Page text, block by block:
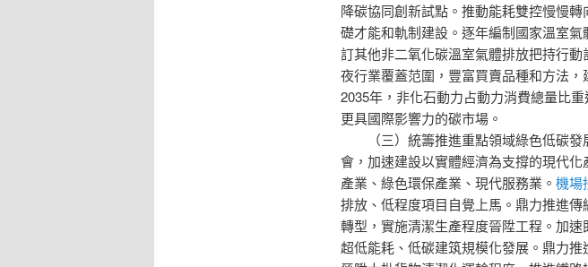
降碳協同創新試點。推動能耗雙控慢慢
礎才能和軌制建設。逐年編制國家溫室
訂其他非二氧化碳溫室氣體排放把持行
夜行業覆蓋范圍，豐富買賣品種和方法
2035年，非化石動力占動力消費總量比
更具國際影響力的碳市場。
（三）統籌推進重點領域綠色低碳
會，加速建設以實體經濟為支撐的現代
產業、綠色環保產業、現代服務業。 機場
排放、低程度項目自覺上馬。鼎力推進
轉型，實施清潔生產程度晉陞工程。加
超低能耗、低碳建筑規模化發展。鼎力推